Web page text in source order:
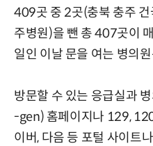
409곳 중 2곳(충북 충주
주병원)을 뺀 총 407곳이
일인 이날 문을 여는 병의
방문할 수 있는 응급실과
-gen) 홈페이지나 129,
이버, 다음 등 포털 사이트